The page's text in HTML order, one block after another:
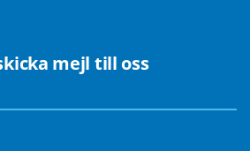
mejl till oss